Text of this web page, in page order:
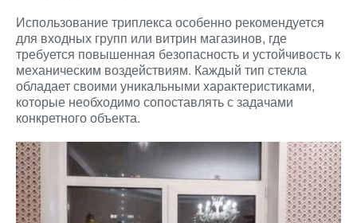
Использование триплекса особенно рекомендуется
для входных групп или витрин магазинов, где
требуется повышенная безопасность и устойчивость к
механическим воздействиям. Каждый тип стекла
обладает своими уникальными характеристиками,
которые необходимо сопоставлять с задачами
конкретного объекта.